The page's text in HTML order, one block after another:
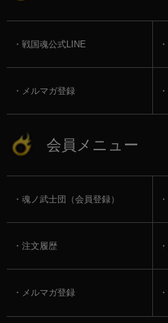
戦国魂公式LINE
メルマガ登録
会員メニュー
魂ノ武士団（会員登録）
注文履歴
メルマガ登録